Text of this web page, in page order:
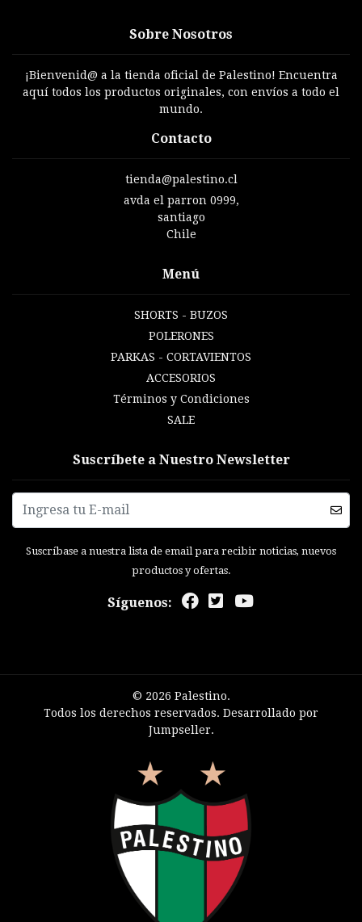
Sobre Nosotros
¡Bienvenid@ a la tienda oficial de Palestino! Encuentra
aquí todos los productos originales, con envíos a todo el
mundo.
Contacto
tienda@palestino.cl
avda el parron 0999,
santiago
Chile
Menú
SHORTS - BUZOS
POLERONES
PARKAS - CORTAVIENTOS
ACCESORIOS
Términos y Condiciones
SALE
Suscríbete a Nuestro Newsletter
Suscríbase a nuestra lista de email para recibir noticias, nuevos
productos y ofertas.
Síguenos:
© 2026 Palestino.
Todos los derechos reservados. Desarrollado por
Jumpseller.